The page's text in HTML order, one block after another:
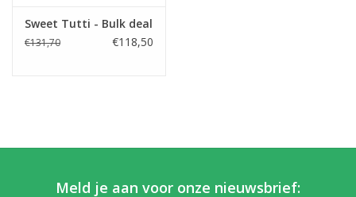
Sweet Tutti - Bulk deal
€131,70 €118,50
Meld je aan voor onze nieuwsbrief: